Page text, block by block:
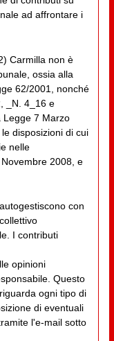
ad affrontare i
Carmilla non è
ossia alla
62/2001, nonché
_N. 4_16 e
Legge 7 Marzo
disposizioni di cui
nelle
2008, e
con
I contributi
opinioni
Questo
ogni tipo di
di eventuali
l'e-mail sotto